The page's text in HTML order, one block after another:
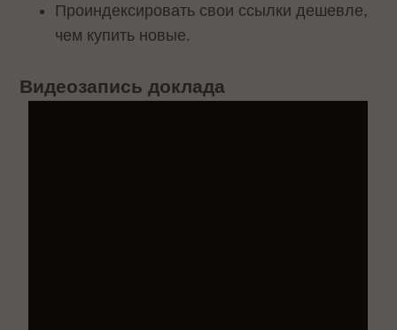
Проиндексировать свои ссылки дешевле,
чем купить новые.
Видеозапись доклада